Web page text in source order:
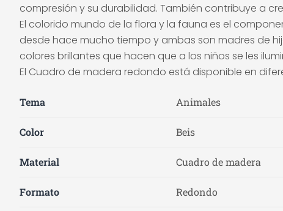
compresión y su durabilidad. También contribuye a
El colorido mundo de la flora y la fauna es el
desde hace mucho tiempo y ambas son madres de
colores brillantes que hacen que a los niños se les
El Cuadro de madera redondo está disponible en
Tema Animales
Color Beis
Material Cuadro de madera
Formato Redondo